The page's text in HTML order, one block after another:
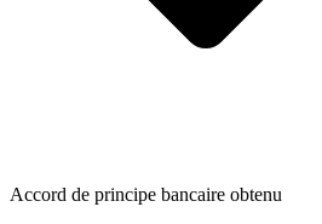
Accord de principe bancaire obtenu